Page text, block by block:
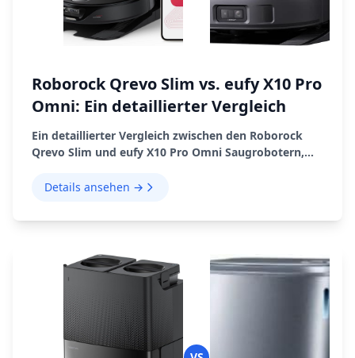
Roborock Qrevo Slim vs. eufy X10 Pro
Omni: Ein detaillierter Vergleich
Ein detaillierter Vergleich zwischen den Roborock
Qrevo Slim und eufy X10 Pro Omni Saugrobotern,
Andocken und App-Erfahrung abdeckt.
Details ansehen →